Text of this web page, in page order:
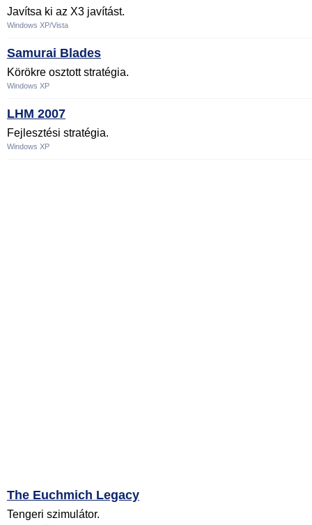
Javítsa ki az X3 javítást.
Windows XP/Vista
Samurai Blades
Körökre osztott stratégia.
Windows XP
LHM 2007
Fejlesztési stratégia.
Windows XP
The Euchmich Legacy
Tengeri szimulátor.